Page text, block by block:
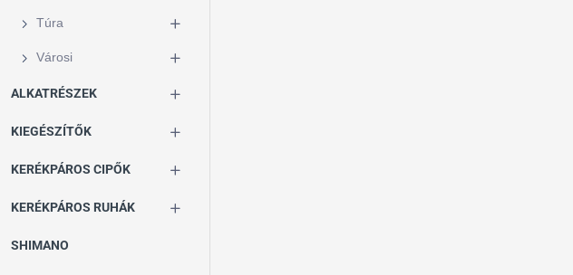
Túra
Városi
ALKATRÉSZEK
KIEGÉSZÍTŐK
KERÉKPÁROS CIPŐK
KERÉKPÁROS RUHÁK
SHIMANO